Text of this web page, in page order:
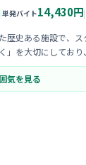
単発バイト14,430円
歴史ある施設で、
」を大切にしてお
おひとりの個性を
気を見る